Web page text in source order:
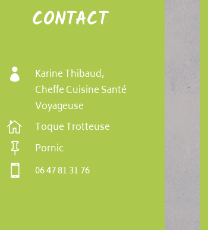
CONTACT

Karine Thibaud,
Cheffe Cuisine Santé
Voyageuse
 Toque Trotteuse
 Pornic
06 47 81 31 76